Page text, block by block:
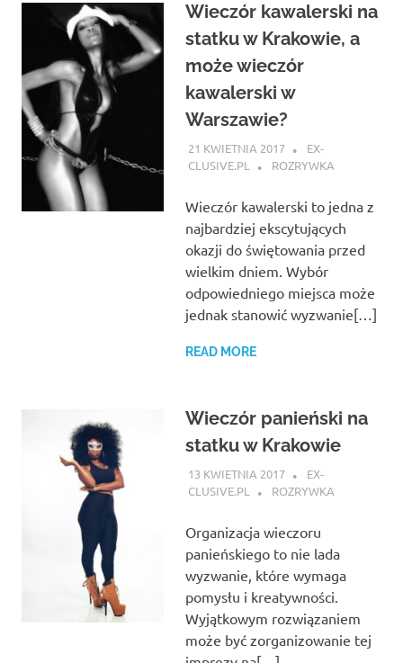
Wieczór kawalerski na
statku w Krakowie, a
może wieczór
kawalerski w
Warszawie?
21 KWIETNIA 2017
EX-
CLUSIVE.PL
ROZRYWKA
Wieczór kawalerski to jedna z
najbardziej ekscytujących
okazji do świętowania przed
wielkim dniem. Wybór
odpowiedniego miejsca może
jednak stanowić wyzwanie[…]
READ MORE
Wieczór panieński na
statku w Krakowie
13 KWIETNIA 2017
EX-
CLUSIVE.PL
ROZRYWKA
Organizacja wieczoru
panieńskiego to nie lada
wyzwanie, które wymaga
pomysłu i kreatywności.
Wyjątkowym rozwiązaniem
może być zorganizowanie tej